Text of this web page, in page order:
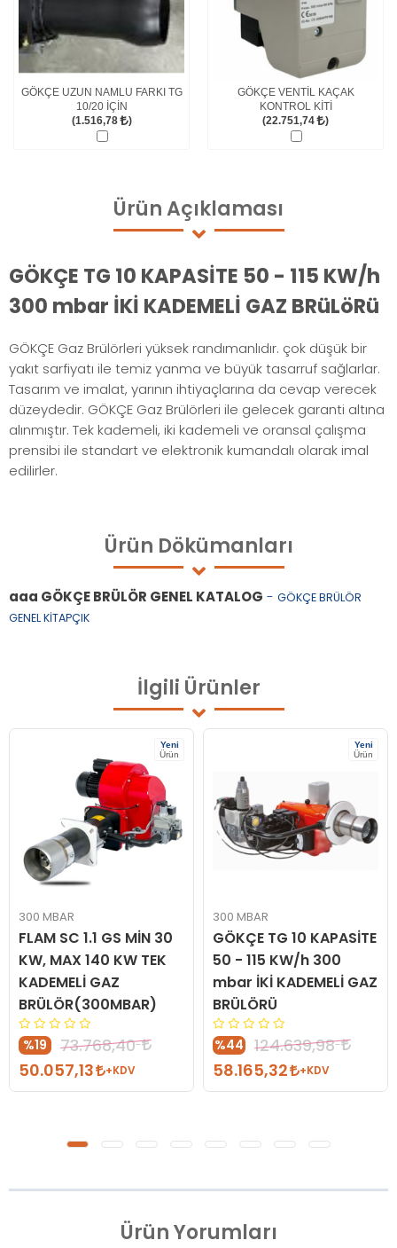
GÖKÇE UZUN NAMLU FARKI TG
10/20 İÇİN
(1.516,78
)
GÖKÇE VENTİL KAÇAK
KONTROL KİTİ
(22.751,74
)
ÜrünAçıklaması
GÖKÇE TG 10 KAPASİTE 50 - 115 KW/h
300 mbar İKİ KADEMELİ GAZ BRüLöRü
GÖKÇE Gaz Brülörleri yüksek randımanlıdır. çok düşük bir
yakıt sarfiyatı ile temiz yanma ve büyük tasarruf sağlarlar.
Tasarım ve imalat, yarının ihtiyaçlarına da cevap verecek
düzeydedir. GÖKÇE Gaz Brülörleri ile gelecek garanti altına
alınmıştır. Tek kademeli, iki kademeli ve oransal çalışma
prensibi ile standart ve elektronik kumandalı olarak imal
edilirler.
Ürün Dökümanları
aaa GÖKÇE BRÜLÖR GENEL KATALOG - GÖKÇE BRÜLÖR
GENEL KİTAPÇIK
İlgili Ürünler
Yeni
Ürün
300 MBAR
FLAM SC 1.1 GS MİN 30
KW, MAX 140 KW TEK
KADEMELİ GAZ
BRÜLÖR(300MBAR)
%19
73.768,40
50.057,13
+KDV
Yeni
Ürün
300 MBAR
GÖKÇE TG 10 KAPASİTE
50 - 115 KW/h 300
mbar İKİ KADEMELİ GAZ
BRÜLÖRÜ
%44
124.639,98
58.165,32
+KDV
ÜrünYorumları